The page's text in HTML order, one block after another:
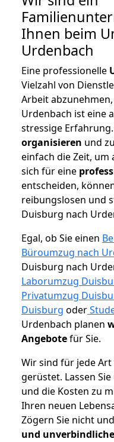
Ihnen beim
Urdenbach
Eine professionelle
Vielzahl von
Arbeit
Urdenbach ist eine
stressige
organisieren und
einfach die Zeit, um
sich für eine
entscheiden,
reibungslosen und
Duisburg nach
Egal, ob Sie einen
Büroumzug nach
Duisburg nach
Laborumzug
Privatumzug
Duisburg oder
Urdenbach planen
Angebotefür Sie.
Wir sind für jede
gerüstet. Lassen
und die Kosten zu
Ihren neuen
Zögern Sie nicht
und